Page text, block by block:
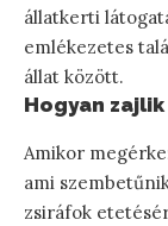
állatkerti
emlékezetes
állat között.
Hogyan
Amikor
ami
zsiráfok